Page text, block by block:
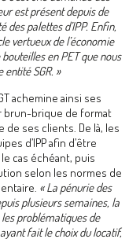
est présent depuis de
palettes d’IPP. Enfin,
vertueux de l’économie
en PET que nous
SGR. »
achemine ainsi ses
brun-brique de format
de ses clients. De là, les
d’IPP afin d’être
cas échéant, puis
selon les normes de
« La pénurie des
plusieurs semaines, la
problématiques de
fait le choix du locatif,